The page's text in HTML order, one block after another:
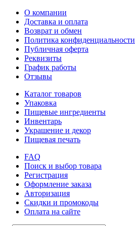
О компании
Доставка и оплата
Возврат и обмен
Политика конфиденциальности
Публичная оферта
Реквизиты
График работы
Отзывы
Каталог товаров
Упаковка
Пищевые ингредиенты
Инвентарь
Украшение и декор
Пищевая печать
FAQ
Поиск и выбор товара
Регистрация
Оформление заказа
Авторизация
Скидки и промокоды
Оплата на сайте